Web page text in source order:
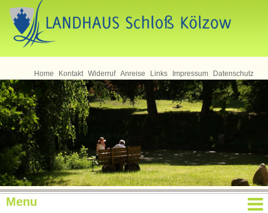
Home Kontakt Widerruf Anreise Links Impressum Datenschutz
Menu
Seminare